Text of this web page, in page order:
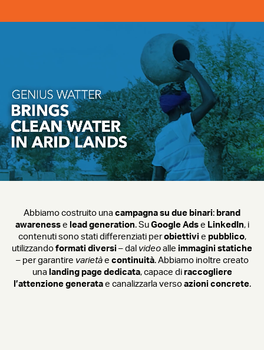
Abbiamo costruito una campagna su due binari: brand
awarenesse lead generation. Su Google Adse LinkedIn, i
contenuti sono stati differenziati perobiettivi e pubblico,
utilizzando formati diversi – dal video alle immagini statiche
– per garantire varietàe continuità. Abbiamo inoltre creato
una landing page dedicata, capace di raccogliere
l’attenzione generatae canalizzarla verso azioni concrete.